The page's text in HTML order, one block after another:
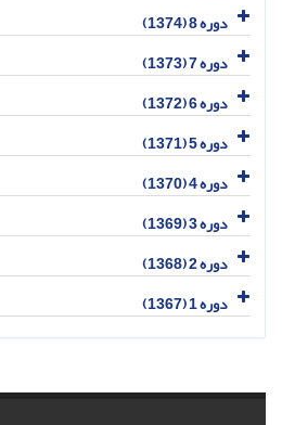
دوره 8 (1374)
دوره 7 (1373)
دوره 6 (1372)
دوره 5 (1371)
دوره 4 (1370)
دوره 3 (1369)
دوره 2 (1368)
دوره 1 (1367)